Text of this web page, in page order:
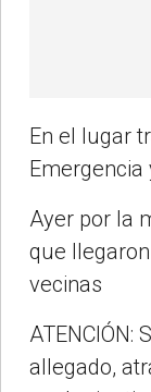
En el lugar
Ayer por la
que
vecinas
ATENCIÓN:
allegado,